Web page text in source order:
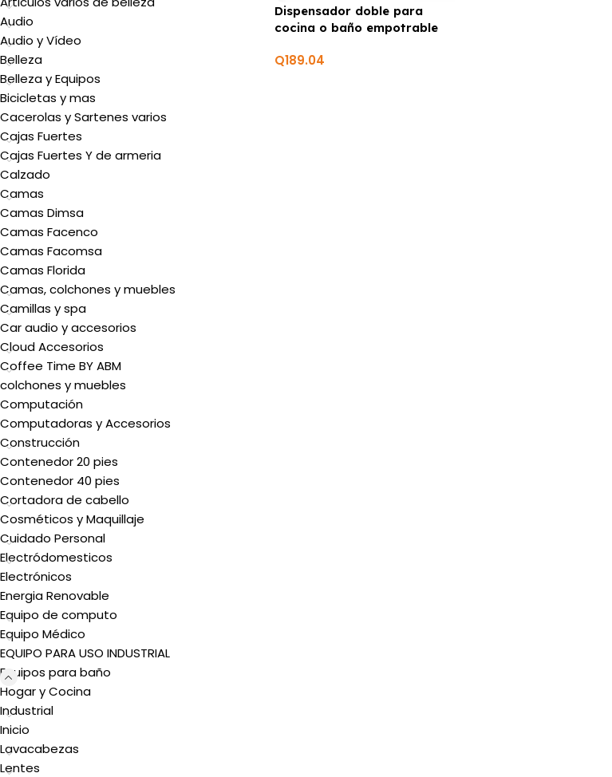
Audio
Audio y Vídeo
Belleza
Belleza y Equipos
Bicicletas y mas
Cacerolas y Sartenes varios
Cajas Fuertes
Cajas Fuertes Y de armeria
Calzado
Camas
Camas Dimsa
Camas Facenco
Camas Facomsa
Camas Florida
Camas, colchones y muebles
Camillas y spa
Car audio y accesorios
Cloud Accesorios
Coffee Time BY ABM
colchones y muebles
Computación
Computadoras y Accesorios
Construcción
Contenedor 20 pies
Contenedor 40 pies
Cortadora de cabello
Cosméticos y Maquillaje
Cuidado Personal
Electródomesticos
Electrónicos
Energia Renovable
Equipo de computo
Equipo Médico
EQUIPO PARA USO INDUSTRIAL
Equipos para baño
Hogar y Cocina
Industrial
Inicio
Lavacabezas
Lentes
Dispensador doble para
cocina o baño empotrable
Q189.04